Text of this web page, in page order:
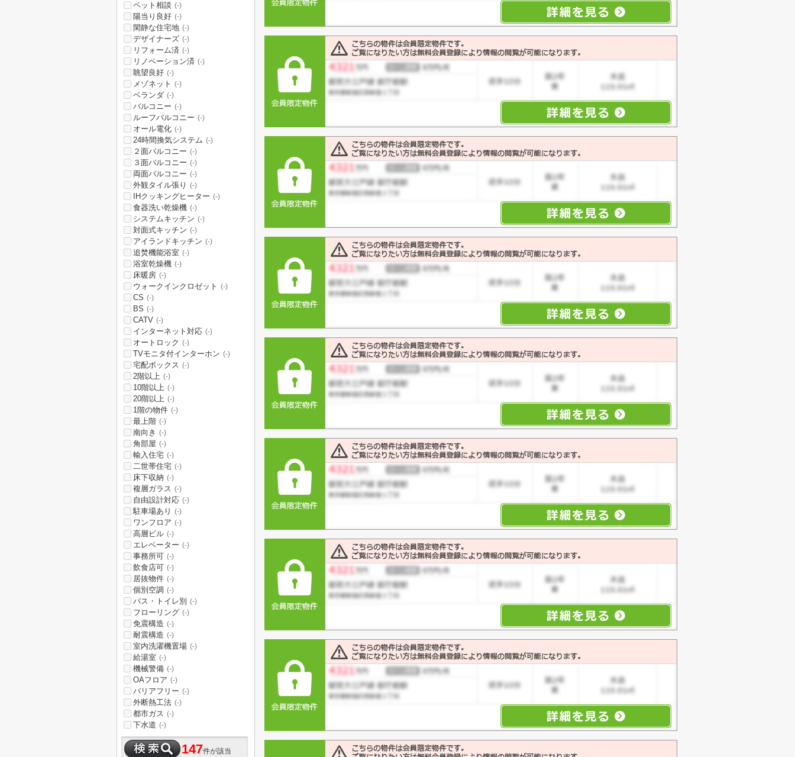
ペット相談 (-)
陽当り良好 (-)
閑静な住宅地 (-)
デザイナーズ (-)
リフォーム済 (-)
リノベーション済 (-)
眺望良好 (-)
メゾネット (-)
ベランダ (-)
バルコニー (-)
ルーフバルコニー (-)
オール電化 (-)
24時間換気システム (-)
２面バルコニー (-)
３面バルコニー (-)
両面バルコニー (-)
外観タイル張り (-)
IHクッキングヒーター (-)
食器洗い乾燥機 (-)
システムキッチン (-)
対面式キッチン (-)
アイランドキッチン (-)
追焚機能浴室 (-)
浴室乾燥機 (-)
床暖房 (-)
ウォークインクロゼット (-)
CS (-)
BS (-)
CATV (-)
インターネット対応 (-)
オートロック (-)
TVモニタ付インターホン (-)
宅配ボックス (-)
2階以上 (-)
10階以上 (-)
20階以上 (-)
1階の物件 (-)
最上階 (-)
南向き (-)
角部屋 (-)
輸入住宅 (-)
二世帯住宅 (-)
床下収納 (-)
複層ガラス (-)
自由設計対応 (-)
駐車場あり (-)
ワンフロア (-)
高層ビル (-)
エレベーター (-)
事務所可 (-)
飲食店可 (-)
居抜物件 (-)
個別空調 (-)
バス・トイレ別 (-)
フローリング (-)
免震構造 (-)
耐震構造 (-)
室内洗濯機置場 (-)
給湯室 (-)
機械警備 (-)
OAフロア (-)
バリアフリー (-)
外断熱工法 (-)
都市ガス (-)
下水道 (-)
147件が該当